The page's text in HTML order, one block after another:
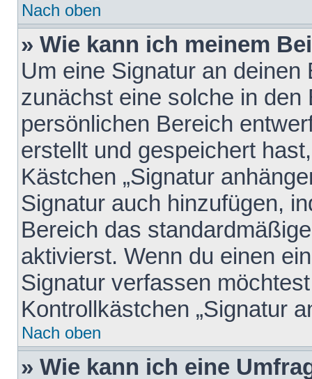
Nach oben
» Wie kann ich meinem
Um eine Signatur an
zunächst eine solche in den
persönlichen Bereich
erstellt und gespeichert
Kästchen „Signatur
Signatur auch hinzufügen,
Bereich das
aktivierst. Wenn du einen
Signatur verfassen
Kontrollkästchen „Signatur
Nach oben
» Wie kann ich eine